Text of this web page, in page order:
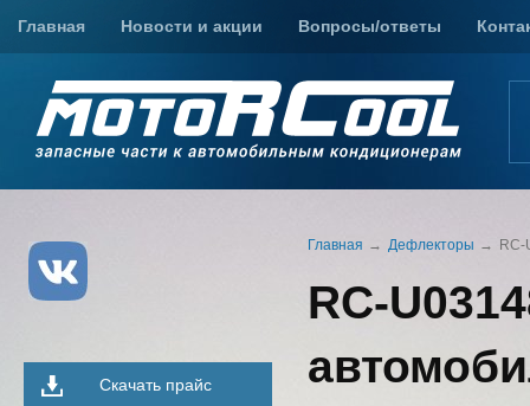
Главная Новости и акции Вопросы/ответы
Главная Дефлекторы
RC-
Скачать прайс